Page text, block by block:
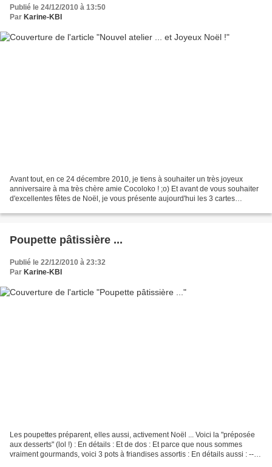
Publié le 24/12/2010 à 13:50
Par Karine-KBI
Avant tout, en ce 24 décembre 2010, je tiens à souhaiter un très joyeux
anniversaire à ma très chère amie Cocoloko ! ;o) Et avant de vous souhaiter
d'excellentes fêtes de Noël, je vous présente aujourd'hui les 3 cartes
Poupette pâtissière ...
Publié le 22/12/2010 à 23:32
Par Karine-KBI
Les poupettes préparent, elles aussi, activement Noël ... Voici la "préposée
aux desserts" (lol !) : En détails : Et de dos : Et parce que nous sommes
vraiment gourmands, voici 3 pots à friandises assortis : En détails aussi : -----